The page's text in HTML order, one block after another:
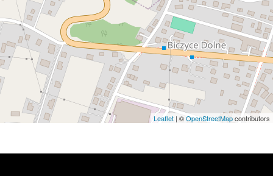
Leaflet | ©OpenStreetMapcontributors